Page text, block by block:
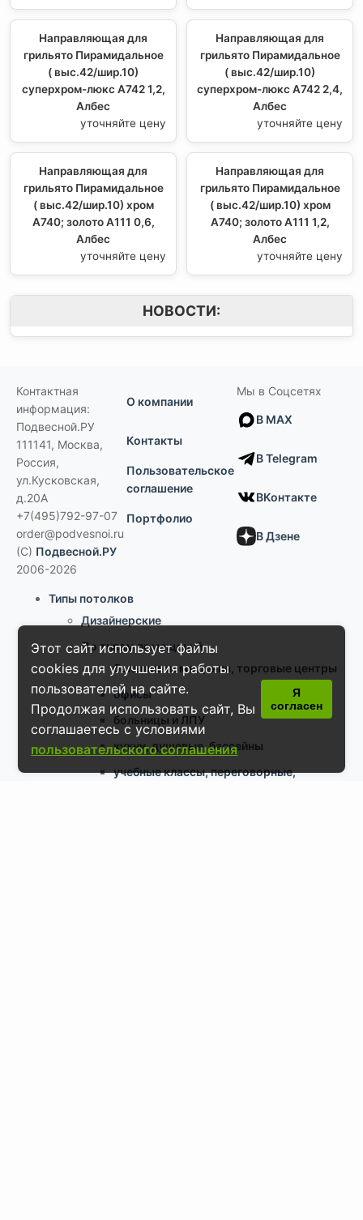
Направляющая для
грильято Пирамидальное
( выс.42/шир.10)
суперхром-люкс А742 1,2,
Албес
уточняйте цену
Направляющая для
грильято Пирамидальное
( выс.42/шир.10)
суперхром-люкс А742 2,4,
Албес
уточняйте цену
Направляющая для
грильято Пирамидальное
( выс.42/шир.10) хром
А740; золото А111 0,6,
Албес
уточняйте цену
Направляющая для
грильято Пирамидальное
( выс.42/шир.10) хром
А740; золото А111 1,2,
Албес
уточняйте цену
НОВОСТИ:
Контактная
информация:
Подвесной.РУ
111141, Москва,
Россия,
ул.Кусковская,
д.20А
+7(495)792-97-07
order@podvesnoi.ru
(C) Подвесной.РУ
2006-2026
О компании
Контакты
Пользовательское
соглашение
Портфолио
Мы в Соцсетях
В MAX
В Telegram
ВКонтакте
В Дзене
Типы потолков
Дизайнерские
По типам помещений
большие помещения, торговые центры
офисы
больницы и ЛПУ
кухни, душевые, бассейны
учебные классы, переговорные,
Этот сайт использует файлы
cookies для улучшения работы
пользователей на сайте.
Продолжая использовать сайт, Вы
соглашаетесь с условиями
пользовательского соглашения
Я
согласен